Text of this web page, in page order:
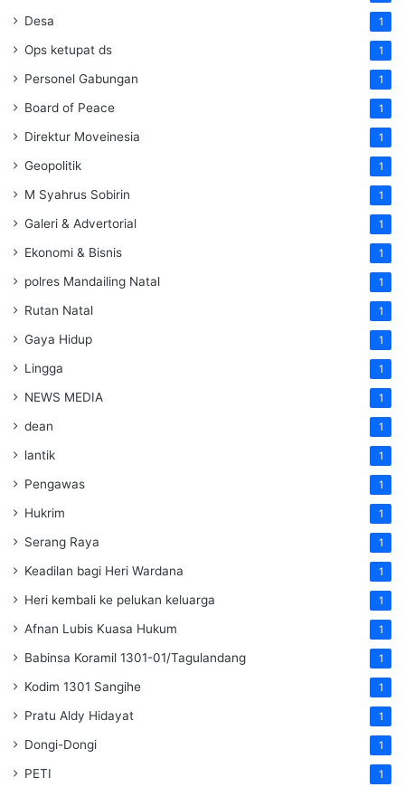
Desa 1
Ops ketupat ds 1
Personel Gabungan 1
Board of Peace 1
Direktur Moveinesia 1
Geopolitik 1
M Syahrus Sobirin 1
Galeri & Advertorial 1
Ekonomi & Bisnis 1
polres Mandailing Natal 1
Rutan Natal 1
Gaya Hidup 1
Lingga 1
NEWS MEDIA 1
dean 1
lantik 1
Pengawas 1
Hukrim 1
Serang Raya 1
Keadilan bagi Heri Wardana 1
Heri kembali ke pelukan keluarga 1
Afnan Lubis Kuasa Hukum 1
Babinsa Koramil 1301-01/Tagulandang 1
Kodim 1301 Sangihe 1
Pratu Aldy Hidayat 1
Dongi-Dongi 1
PETI 1